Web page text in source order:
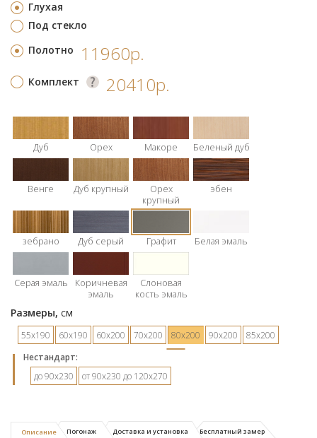
Глухая
Под стекло
Полотно 11960р.
Комплект 20410р.
Дуб Орех Макоре Беленый дуб
Венге Дуб крупный
Орех
крупный
эбен
зебрано Дуб серый Графит Белая эмаль
Серая эмаль
Коричневая
эмаль
Слоновая
кость эмаль
Размеры, см
55х190 60х190 60х200 70х200 80х200 90х200
85х200
Hестандарт:
до 90х230
от 90х230 до 120х270
Описание Погонаж Доставка и установка Бесплатный замер